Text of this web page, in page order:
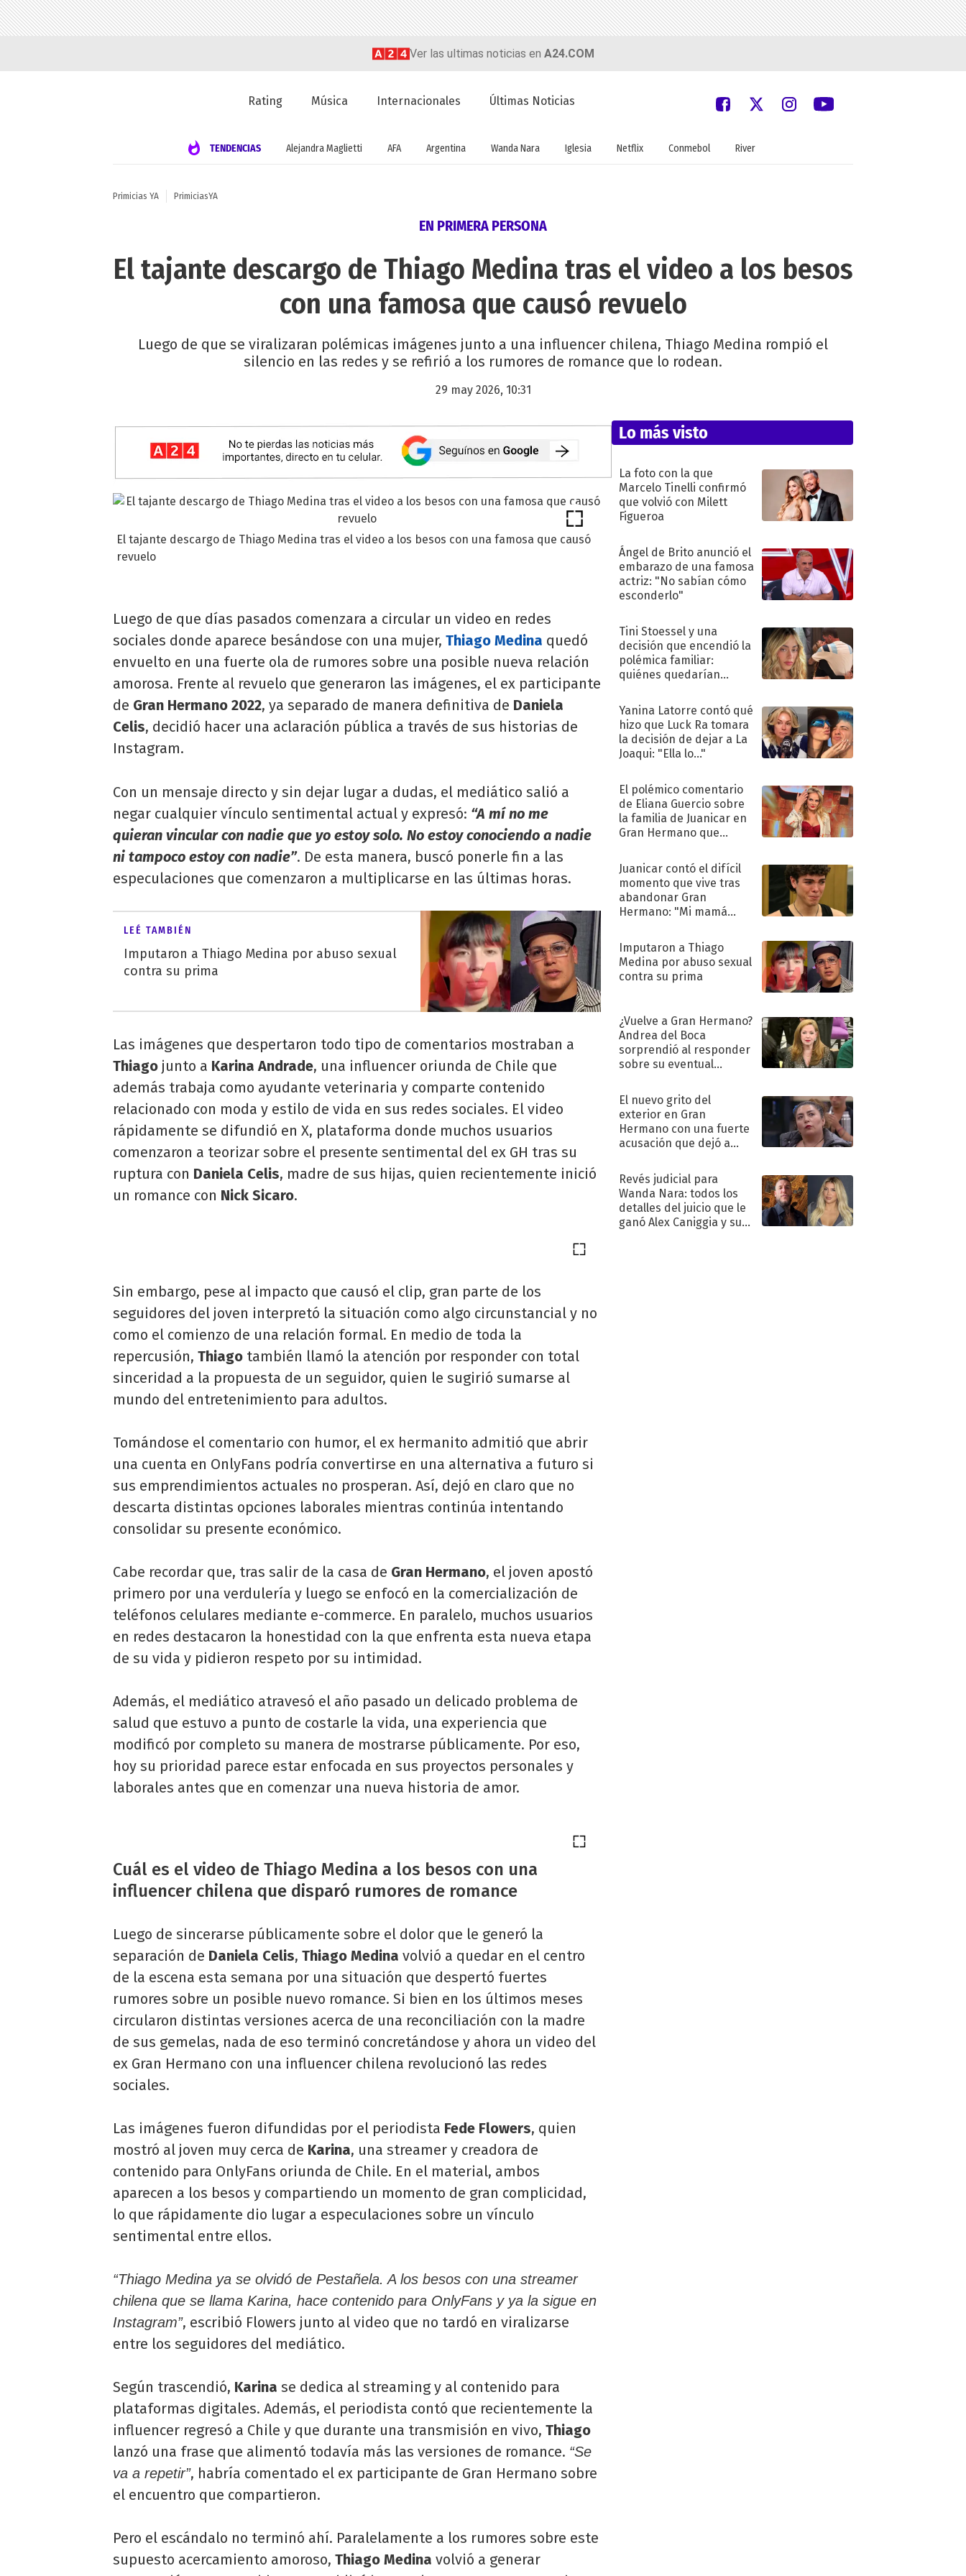
Ver las ultimas noticias en A24.COM
Rating Música Internacionales Últimas Noticias
TENDENCIAS Alejandra Maglietti AFA Argentina Wanda Nara Iglesia Netflix Conmebol River
Primicias YA PrimiciasYA
EN PRIMERA PERSONA
El tajante descargo de Thiago Medina tras el video a los besos
con una famosa que causó revuelo
Luego de que se viralizaran polémicas imágenes junto a una influencer chilena, Thiago Medina rompió el
silencio en las redes y se refirió a los rumores de romance que lo rodean.
29 may 2026, 10:31
El tajante descargo de Thiago Medina tras el video a los besos con una famosa que causó
revuelo
Luego de que días pasados comenzara a circular un video en redes
sociales donde aparece besándose con una mujer, Thiago Medina quedó
envuelto en una fuerte ola de rumores sobre una posible nueva relación
amorosa. Frente al revuelo que generaron las imágenes, el ex participante
de Gran Hermano 2022, ya separado de manera definitiva de Daniela
Celis, decidió hacer una aclaración pública a través de sus historias de
Instagram.
Con un mensaje directo y sin dejar lugar a dudas, el mediático salió a
negar cualquier vínculo sentimental actual y expresó: “A mí no me
quieran vincular con nadie que yo estoy solo. No estoy conociendo a nadie
ni tampoco estoy con nadie”. De esta manera, buscó ponerle fin a las
especulaciones que comenzaron a multiplicarse en las últimas horas.
LEÉ TAMBIÉN
Imputaron a Thiago Medina por abuso sexual
contra su prima
Las imágenes que despertaron todo tipo de comentarios mostraban a
Thiago junto a Karina Andrade, una influencer oriunda de Chile que
además trabaja como ayudante veterinaria y comparte contenido
relacionado con moda y estilo de vida en sus redes sociales. El video
rápidamente se difundió en X, plataforma donde muchos usuarios
comenzaron a teorizar sobre el presente sentimental del ex GH tras su
ruptura con Daniela Celis, madre de sus hijas, quien recientemente inició
un romance con Nick Sicaro.
Sin embargo, pese al impacto que causó el clip, gran parte de los
seguidores del joven interpretó la situación como algo circunstancial y no
como el comienzo de una relación formal. En medio de toda la
repercusión, Thiago también llamó la atención por responder con total
sinceridad a la propuesta de un seguidor, quien le sugirió sumarse al
mundo del entretenimiento para adultos.
Tomándose el comentario con humor, el ex hermanito admitió que abrir
una cuenta en OnlyFans podría convertirse en una alternativa a futuro si
sus emprendimientos actuales no prosperan. Así, dejó en claro que no
descarta distintas opciones laborales mientras continúa intentando
consolidar su presente económico.
Cabe recordar que, tras salir de la casa de Gran Hermano, el joven apostó
primero por una verdulería y luego se enfocó en la comercialización de
teléfonos celulares mediante e-commerce. En paralelo, muchos usuarios
en redes destacaron la honestidad con la que enfrenta esta nueva etapa
de su vida y pidieron respeto por su intimidad.
Además, el mediático atravesó el año pasado un delicado problema de
salud que estuvo a punto de costarle la vida, una experiencia que
modificó por completo su manera de mostrarse públicamente. Por eso,
hoy su prioridad parece estar enfocada en sus proyectos personales y
laborales antes que en comenzar una nueva historia de amor.
Cuál es el video de Thiago Medina a los besos con una
influencer chilena que disparó rumores de romance
Luego de sincerarse públicamente sobre el dolor que le generó la
separación de Daniela Celis, Thiago Medina volvió a quedar en el centro
de la escena esta semana por una situación que despertó fuertes
rumores sobre un posible nuevo romance. Si bien en los últimos meses
circularon distintas versiones acerca de una reconciliación con la madre
de sus gemelas, nada de eso terminó concretándose y ahora un video del
ex Gran Hermano con una influencer chilena revolucionó las redes
sociales.
Las imágenes fueron difundidas por el periodista Fede Flowers, quien
mostró al joven muy cerca de Karina, una streamer y creadora de
contenido para OnlyFans oriunda de Chile. En el material, ambos
aparecen a los besos y compartiendo un momento de gran complicidad,
lo que rápidamente dio lugar a especulaciones sobre un vínculo
sentimental entre ellos.
“Thiago Medina ya se olvidó de Pestañela. A los besos con una streamer
chilena que se llama Karina, hace contenido para OnlyFans y ya la sigue en
Instagram”, escribió Flowers junto al video que no tardó en viralizarse
entre los seguidores del mediático.
Según trascendió, Karina se dedica al streaming y al contenido para
plataformas digitales. Además, el periodista contó que recientemente la
influencer regresó a Chile y que durante una transmisión en vivo, Thiago
lanzó una frase que alimentó todavía más las versiones de romance. “Se
va a repetir”, habría comentado el ex participante de Gran Hermano sobre
el encuentro que compartieron.
Pero el escándalo no terminó ahí. Paralelamente a los rumores sobre este
supuesto acercamiento amoroso, Thiago Medina volvió a generar
Lo más visto
La foto con la que
Marcelo Tinelli confirmó
que volvió con Milett
Figueroa
Ángel de Brito anunció el
embarazo de una famosa
actriz: "No sabían cómo
esconderlo"
Tini Stoessel y una
decisión que encendió la
polémica familiar:
quiénes quedarían
Yanina Latorre contó qué
hizo que Luck Ra tomara
la decisión de dejar a La
Joaqui: "Ella lo..."
El polémico comentario
de Eliana Guercio sobre
la familia de Juanicar en
Gran Hermano que
Juanicar contó el difícil
momento que vive tras
abandonar Gran
Hermano: "Mi mamá
Imputaron a Thiago
Medina por abuso sexual
contra su prima
¿Vuelve a Gran Hermano?
Andrea del Boca
sorprendió al responder
sobre su eventual
El nuevo grito del
exterior en Gran
Hermano con una fuerte
acusación que dejó a
"Traidora"
Revés judicial para
Wanda Nara: todos los
detalles del juicio que le
ganó Alex Caniggia y sus